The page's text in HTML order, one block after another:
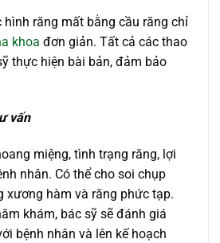
hình răng mất bằng cầu răng chỉ
khoa đơn giản. Tất cả các thao
thực hiện bài bản, đảm bảo
vấn
miệng, tình trạng răng, lợi
nhân. Có thể cho soi chụp
xương hàm và răng phức tạp.
khám, bác sỹ sẽ đánh giá
bệnh nhân và lên kế hoạch